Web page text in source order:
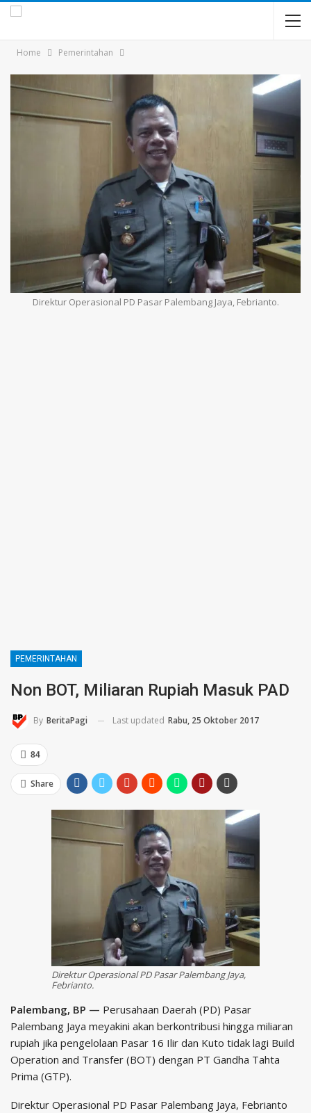
Home Pemerintahan
Direktur Operasional PD Pasar Palembang Jaya, Febrianto.
PEMERINTAHAN
Non BOT, Miliaran Rupiah Masuk PAD
By BeritaPagi Last updated Rabu, 25 Oktober 2017
84
Share
Direktur Operasional PD Pasar Palembang Jaya,
Febrianto.
Palembang, BP — Perusahaan Daerah (PD) Pasar
Palembang Jaya meyakini akan berkontribusi hingga miliaran
rupiah jika pengelolaan Pasar 16 Ilir dan Kuto tidak lagi Build
Operation and Transfer (BOT) dengan PT Gandha Tahta
Prima (GTP).
Direktur Operasional PD Pasar Palembang Jaya, Febrianto